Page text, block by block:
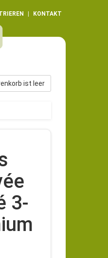
KONTAKT
ist leer
3-